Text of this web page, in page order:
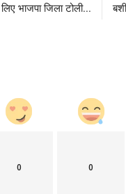
लिए भाजपा जिला टोली...
0 0